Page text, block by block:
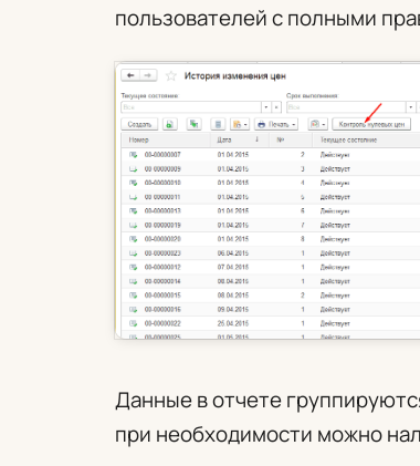
пользователей с полными
Данные в отчете
при необходимости можно